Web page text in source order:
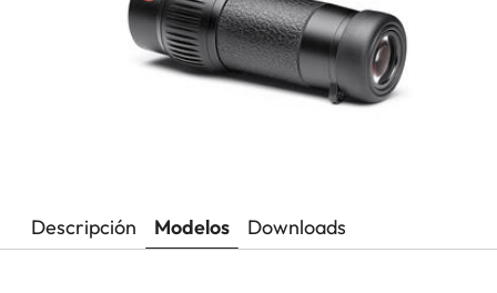
Descripción Modelos Downloads